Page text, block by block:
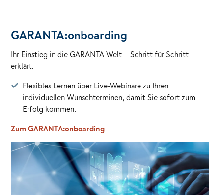
GARANTA:onboarding
Ihr Einstieg in die GARANTA Welt – Schritt für Schritt
erklärt.
Flexibles Lernen über Live-Webinare zu Ihren
individuellen Wunschterminen, damit Sie sofort zum
Erfolg kommen.
Zum GARANTA:onboarding